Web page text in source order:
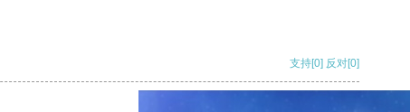
支持[0] 反对[0]